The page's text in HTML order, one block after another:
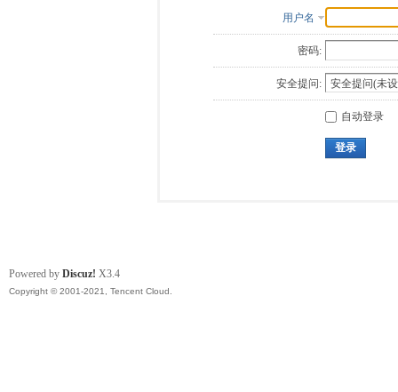
用户名
密码:
安全提问:
自动登录
登录
Powered by Discuz! X3.4
Copyright © 2001-2021, Tencent Cloud.